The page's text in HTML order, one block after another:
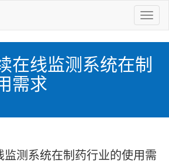
切
换
导
在线监测系统在制
需求
测系统在制药行业的使用需